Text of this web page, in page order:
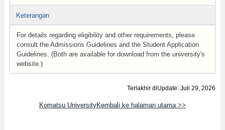
Keterangan
For details regarding eligibility and other requirements, please
consult the Admissions Guidelines and the Student Application
Guidelines. (Both are available for download from the university's
website.)
Terlakhir diUpdate: Juli 29, 2026
Komatsu UniversityKembali ke halaman utama >>